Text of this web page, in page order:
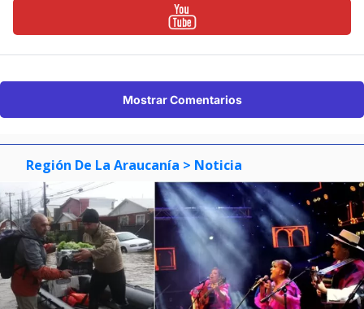
Mostrar Comentarios
Región De La Araucanía > Noticia